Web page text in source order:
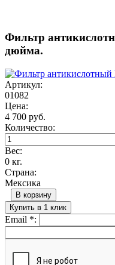
Фильтр
дюйма.
Артикул:
01082
Цена:
4 700 руб.
Количество:
Вес:
0 кг.
Страна:
Мексика
В корзину
Купить в 1 клик
Email *: